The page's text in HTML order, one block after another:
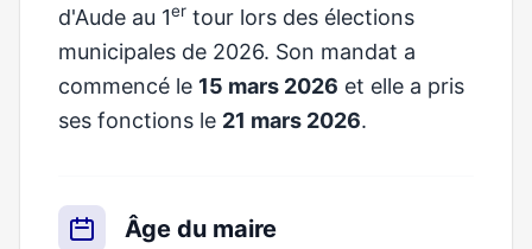
d'Aude au 1er tour lors des élections
municipales de 2026. Son mandat a
commencé le 15 mars 2026 et elle a pris
ses fonctions le 21 mars 2026.
Âge du maire